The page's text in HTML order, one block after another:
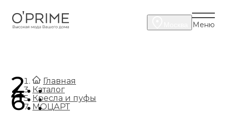
Меню
Главная
.
Каталог
.
Кресла и пуфы
.
МОЦАРТ